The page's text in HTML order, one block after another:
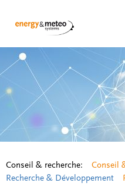
Conseil & recherche:
Conseil
Recherche & Développement